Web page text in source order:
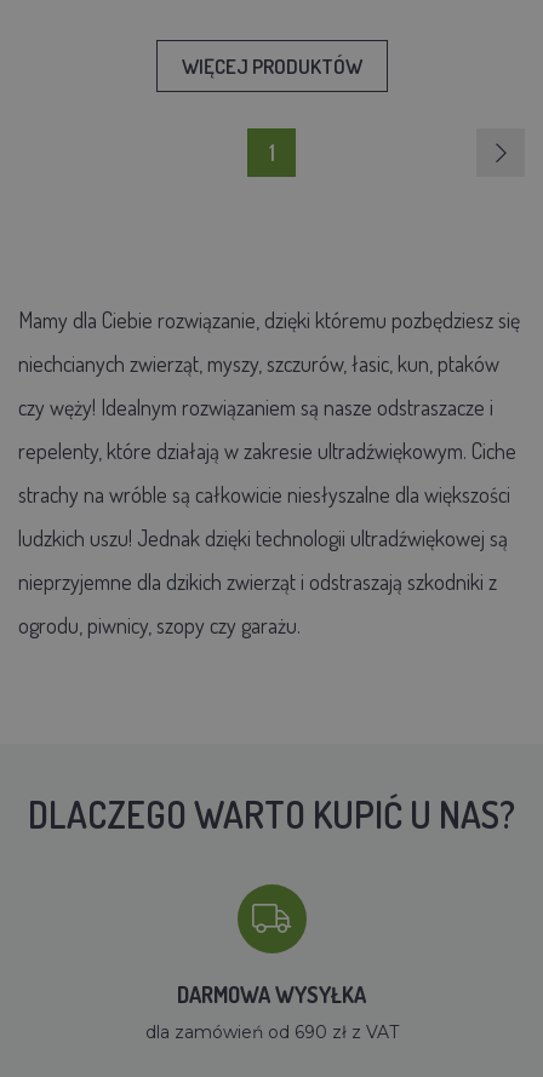
WIĘCEJ PRODUKTÓW
1
Mamy dla Ciebie rozwiązanie, dzięki któremu pozbędziesz się
niechcianych zwierząt, myszy, szczurów, łasic, kun, ptaków
czy węży! Idealnym rozwiązaniem są nasze odstraszacze i
repelenty, które działają w zakresie ultradźwiękowym. Ciche
strachy na wróble są całkowicie niesłyszalne dla większości
ludzkich uszu! Jednak dzięki technologii ultradźwiękowej są
nieprzyjemne dla dzikich zwierząt i odstraszają szkodniki z
ogrodu, piwnicy, szopy czy garażu.
DLACZEGO WARTO KUPIĆ U NAS?
DARMOWA WYSYŁKA
dla zamówień od 690 zł z VAT